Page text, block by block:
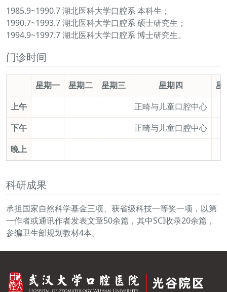
1985.9~1990.7 湖北医科大学口腔系 本科生；
1990.7~1993.7 湖北医科大学口腔系 硕士研究生；
1994.9~1997.7 湖北医科大学口腔系 博士研究生。
门诊时间
星期一 星期二 星期三 星期四
星
上午
正畸与儿童口腔中心
下午
正畸与儿童口腔中心
晚上
科研成果
承担国家自然科学基金三项、获省级科技一等奖一项，以第
一作者或通讯作者发表文章50余篇，其中SCI收录20余篇，
参编卫生部规划教材4本。